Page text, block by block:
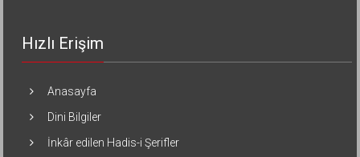
Hızlı Erişim
Anasayfa
Dini Bilgiler
İnkâr edilen Hadis-i Şerifler